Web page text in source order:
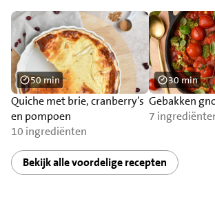
Quiche met brie, cranberry’s
en pompoen
10 ingrediënten
50 min
Gebakken
7
30 min
Bekijk alle voordelige recepten